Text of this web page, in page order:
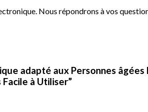
Nous répondrons à vos
adapté aux Personnes
à Utiliser”